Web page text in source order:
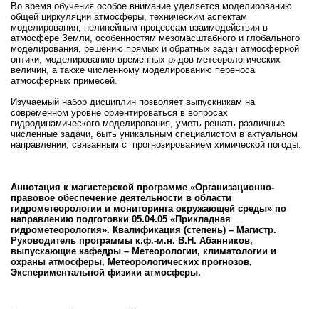
Во время обучения особое внимание уделяется моделированию
общей циркуляции атмосферы, техническим аспектам
моделирования, нелинейным процессам взаимодействия в
атмосфере Земли, особенностям мезомасштабного и глобального
моделирования, решению прямых и обратных задач атмосферной
оптики, моделированию временных рядов метеорологических
величин, а также численному моделированию переноса
атмосферных примесей.
Изучаемый набор дисциплин позволяет выпускникам на
современном уровне ориентироваться в вопросах
гидродинамического моделирования, уметь решать различные
численные задачи, быть уникальным специалистом в актуальном
направлении, связанным с прогнозированием химической погоды.
Аннотация к магистерской программе «Организационно-
правовое обеспечение деятельности в области
гидрометеорологии и мониторинга окружающей среды» по
направлению подготовки 05.04.05 «Прикладная
гидрометеорология». Квалификация (степень) – Магистр.
Руководитель программы к.ф.-м.н. В.Н. Абанников,
выпускающие кафедры – Метеорологии, климатологии и
охраны атмосферы, Метеорологических прогнозов,
Экспериментальной физики атмосферы.